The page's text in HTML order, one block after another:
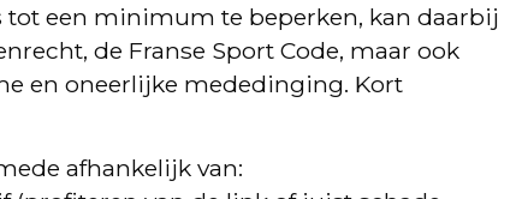
tot een minimum te beperken, kan daarbij
de Franse Sport Code, maar ook
en oneerlijke mededinging. Kort
afhankelijk van: